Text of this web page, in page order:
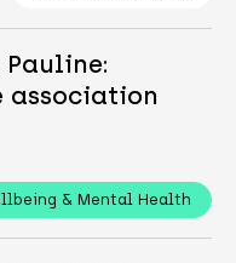
association
& Mental Health